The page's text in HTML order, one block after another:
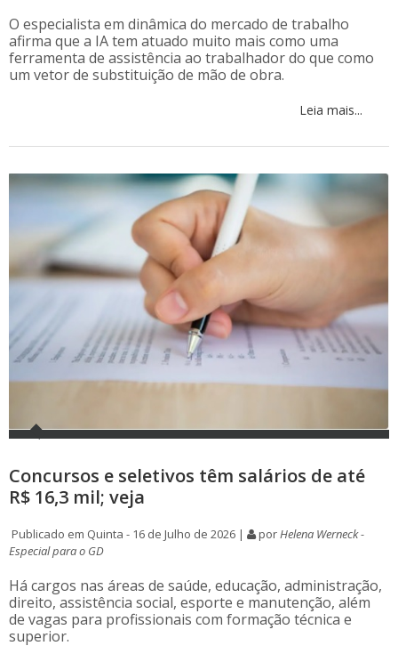
O especialista em dinâmica do mercado de trabalho
afirma que a IA tem atuado muito mais como uma
ferramenta de assistência ao trabalhador do que como
um vetor de substituição de mão de obra.
Leia mais...
Concursos e seletivos têm salários de até
R$ 16,3 mil; veja
Publicado em Quinta - 16 de Julho de 2026 | porHelena Werneck -
Especial para o GD
Há cargos nas áreas de saúde, educação, administração,
direito, assistência social, esporte e manutenção, além
de vagas para profissionais com formação técnica e
superior.